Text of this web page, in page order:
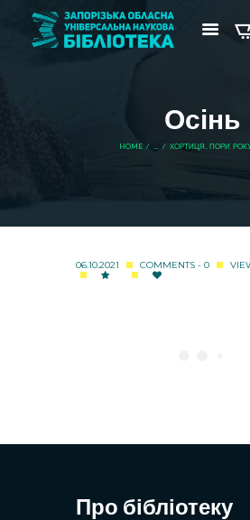
Осінь
HOME ... ХОРТИЦЯ. ПОРИ
06.10.2021 COMMENTS - 0
Про бібліотеку